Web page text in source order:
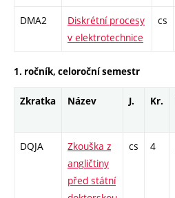
DMA2
Diskrétní procesy
v elektrotechnice
cs
1. ročník, celoroční semestr
Zkratka Název J. Kr.
DQJA
Zkouška z
angličtiny
před státní
cs 4